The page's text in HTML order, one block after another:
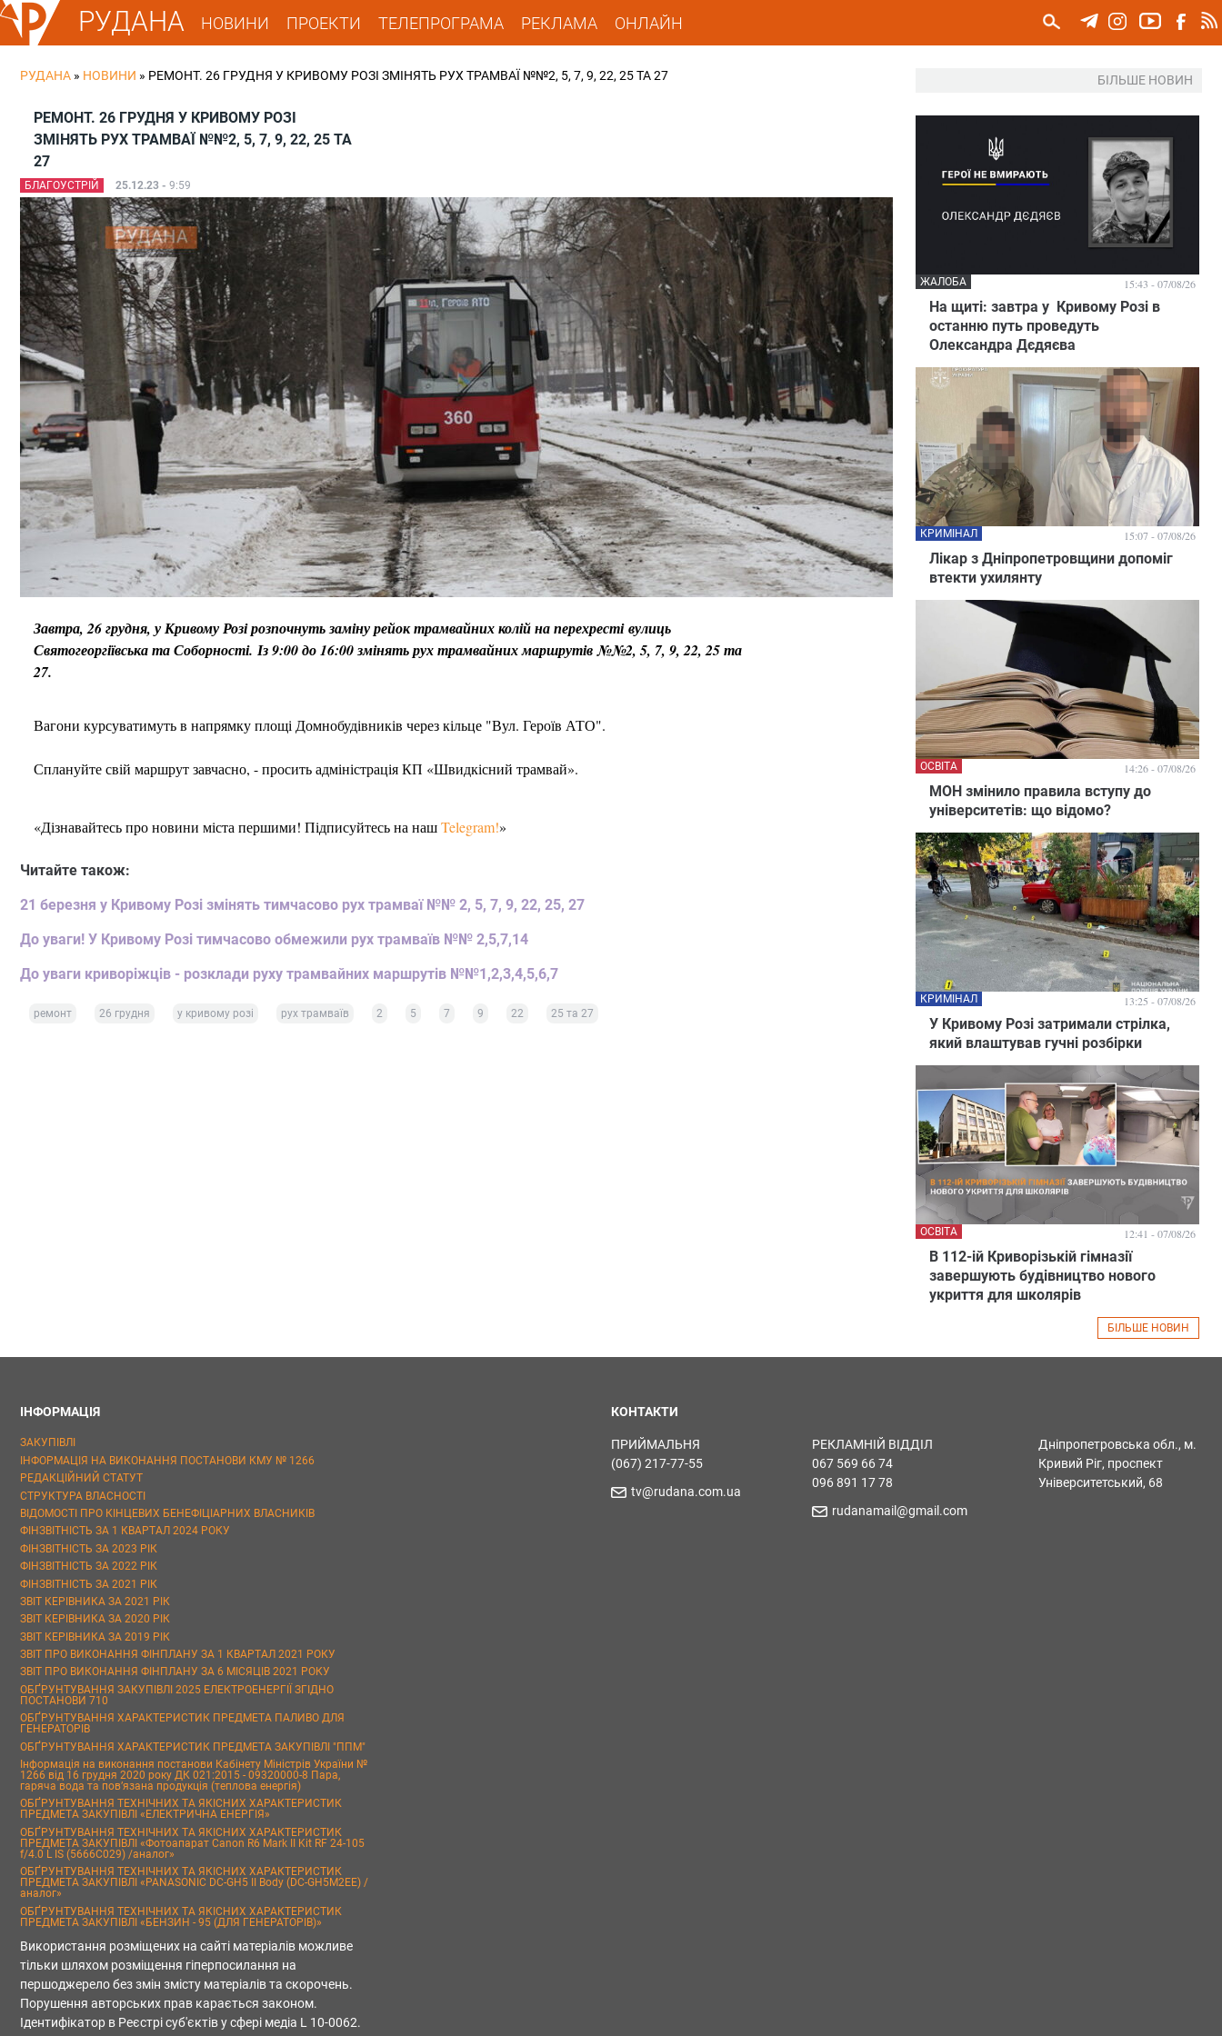
РУДАНА НОВИНИ ПРОЕКТИ ТЕЛЕПРОГРАМА РЕКЛАМА ОНЛАЙН
РУДАНА » НОВИНИ » РЕМОНТ. 26 ГРУДНЯ У КРИВОМУ РОЗІ ЗМІНЯТЬ РУХ ТРАМВАЇ №№2, 5, 7, 9, 22, 25 ТА 27
РЕМОНТ. 26 ГРУДНЯ У КРИВОМУ РОЗІ
ЗМІНЯТЬ РУХ ТРАМВАЇ №№2, 5, 7, 9, 22, 25 ТА
27
БЛАГОУСТРІЙ 25.12.23 - 9:59
Завтра, 26 грудня, у Кривому Розі розпочнуть заміну рейок трамвайних колій на перехресті вулиць
Святогеоргіївська та Соборності. Із 9:00 до 16:00 змінять рух трамвайних маршрутів №№2, 5, 7, 9, 22, 25 та
27.
Вагони курсуватимуть в напрямку площі Домнобудівників через кільце "Вул. Героїв АТО".
Сплануйте свій маршрут завчасно, - просить адміністрація КП «Швидкісний трамвай».
«Дізнавайтесь про новини міста першими! Підписуйтесь на нашTelegram!»
Читайте також:
21 березня у Кривому Розі змінять тимчасово рух трамваї №№ 2, 5, 7, 9, 22, 25, 27
До уваги! У Кривому Розі тимчасово обмежили рух трамваїв №№ 2,5,7,14
До уваги криворіжців - розклади руху трамвайних маршрутів №№1,2,3,4,5,6,7
ремонт 26 грудня у кривому розі рух трамваїв 2 5 7 9 22 25 та 27
БІЛЬШЕ НОВИН
На щиті: завтра у Кривому Розі в
останню путь проведуть
Олександра Дєдяєва
ЖАЛОБА 15:43 - 07/08/26
Лікар з Дніпропетровщини допоміг
втекти ухилянту
КРИМІНАЛ 15:07 - 07/08/26
МОН змінило правила вступу до
університетів: що відомо?
ОСВІТА 14:26 - 07/08/26
У Кривому Розі затримали стрілка,
який влаштував гучні розбірки
КРИМІНАЛ 13:25 - 07/08/26
В 112-ій Криворізькій гімназії
завершують будівництво нового
укриття для школярів
ОСВІТА 12:41 - 07/08/26
БІЛЬШЕ НОВИН
ІНФОРМАЦІЯ
ЗАКУПІВЛІ
ІНФОРМАЦІЯ НА ВИКОНАННЯ ПОСТАНОВИ КМУ № 1266
РЕДАКЦІЙНИЙ СТАТУТ
СТРУКТУРА ВЛАСНОСТІ
ВІДОМОСТІ ПРО КІНЦЕВИХ БЕНЕФІЦІАРНИХ ВЛАСНИКІВ
ФІНЗВІТНІСТЬ ЗА 1 КВАРТАЛ 2024 РОКУ
ФІНЗВІТНІСТЬ ЗА 2023 РІК
ФІНЗВІТНІСТЬ ЗА 2022 РІК
ФІНЗВІТНІСТЬ ЗА 2021 РІК
ЗВІТ КЕРІВНИКА ЗА 2021 РІК
ЗВІТ КЕРІВНИКА ЗА 2020 РІК
ЗВІТ КЕРІВНИКА ЗА 2019 РІК
ЗВІТ ПРО ВИКОНАННЯ ФІНПЛАНУ ЗА 1 КВАРТАЛ 2021 РОКУ
ЗВІТ ПРО ВИКОНАННЯ ФІНПЛАНУ ЗА 6 МІСЯЦІВ 2021 РОКУ
ОБҐРУНТУВАННЯ ЗАКУПІВЛІ 2025 ЕЛЕКТРОЕНЕРГІЇ ЗГІДНО
ПОСТАНОВИ 710
ОБҐРУНТУВАННЯ ХАРАКТЕРИСТИК ПРЕДМЕТА ПАЛИВО ДЛЯ
ГЕНЕРАТОРІВ
ОБҐРУНТУВАННЯ ХАРАКТЕРИСТИК ПРЕДМЕТА ЗАКУПІВЛІ "ППМ"
Інформація на виконання постанови Кабінету Міністрів України №
1266 від 16 грудня 2020 року ДК 021:2015 - 09320000-8 Пара,
гаряча вода та пов’язана продукція (теплова енергія)
ОБҐРУНТУВАННЯ ТЕХНІЧНИХ ТА ЯКІСНИХ ХАРАКТЕРИСТИК
ПРЕДМЕТА ЗАКУПІВЛІ «ЕЛЕКТРИЧНА ЕНЕРГІЯ»
ОБҐРУНТУВАННЯ ТЕХНІЧНИХ ТА ЯКІСНИХ ХАРАКТЕРИСТИК
ПРЕДМЕТА ЗАКУПІВЛІ «Фотоапарат Canon R6 Mark II Kit RF 24-105
f/4.0 L IS (5666C029) /аналог»
ОБҐРУНТУВАННЯ ТЕХНІЧНИХ ТА ЯКІСНИХ ХАРАКТЕРИСТИК
ПРЕДМЕТА ЗАКУПІВЛІ «PANASONIC DC-GH5 II Body (DC-GH5M2EE) /
аналог»
ОБҐРУНТУВАННЯ ТЕХНІЧНИХ ТА ЯКІСНИХ ХАРАКТЕРИСТИК
ПРЕДМЕТА ЗАКУПІВЛІ «БЕНЗИН - 95 (ДЛЯ ГЕНЕРАТОРІВ)»
Використання розміщених на сайті матеріалів можливе
тільки шляхом розміщення гіперпосилання на
першоджерело без змін змісту матеріалів та скорочень.
Порушення авторських прав карається законом.
Ідентифікатор в Реєстрі суб'єктів у сфері медіа L 10-0062.
КОНТАКТИ
ПРИЙМАЛЬНЯ
(067) 217-77-55
tv@rudana.com.ua
РЕКЛАМНІЙ ВІДДІЛ
067 569 66 74
096 891 17 78
rudanamail@gmail.com
Дніпропетровська обл., м.
Кривий Ріг, проспект
Університетський, 68